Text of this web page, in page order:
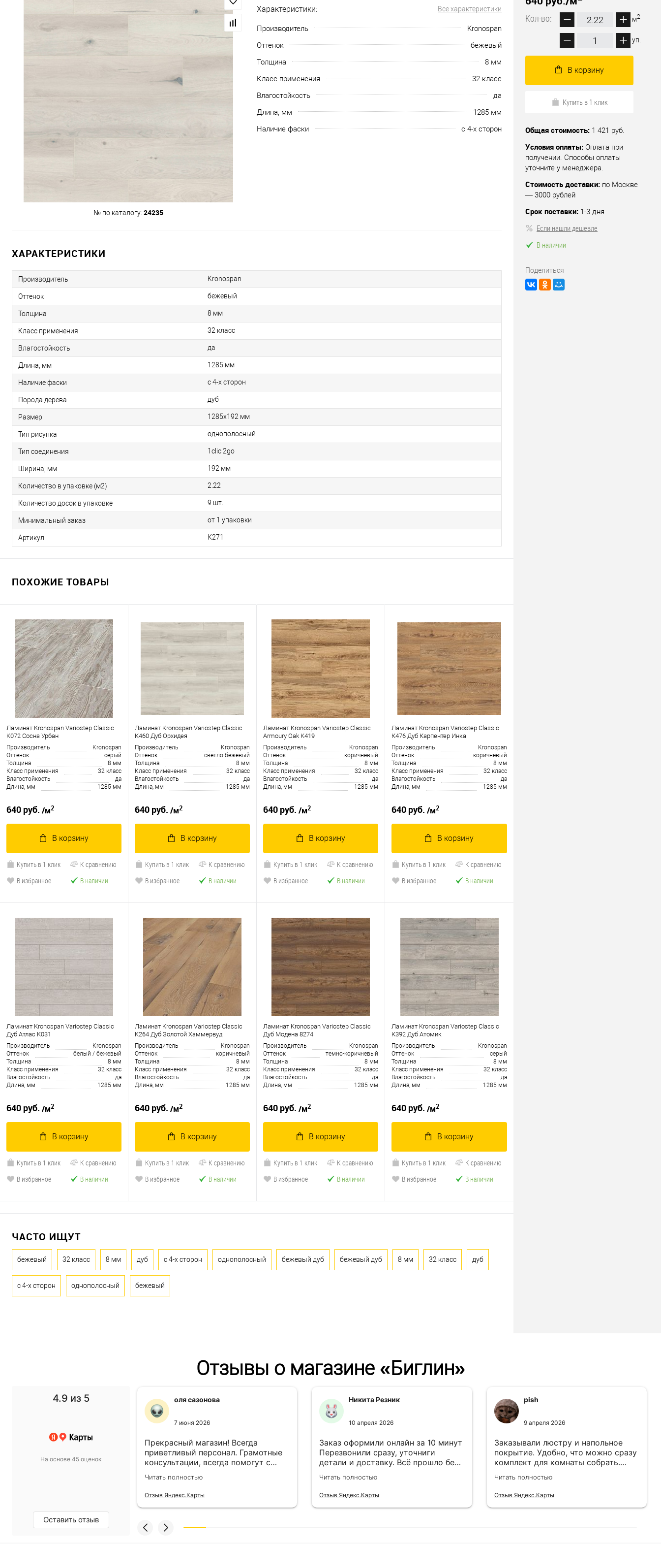
№ по каталогу: 24235
Характеристики: Все характеристики
Производитель
Kronospan
Оттенок
бежевый
Толщина
8 мм
Класс применения
32 класс
Влагостойкость
да
Длина, мм
1285 мм
Наличие фаски
с 4-х сторон
ХАРАКТЕРИСТИКИ
Производитель Kronospan
Оттенок бежевый
Толщина 8 мм
Класс применения 32 класс
Влагостойкость да
Длина, мм 1285 мм
Наличие фаски с 4-х сторон
Порода дерева дуб
Размер 1285х192 мм
Тип рисунка однополосный
Тип соединения 1clic 2go
Ширина, мм 192 мм
Количество в упаковке (м2) 2.22
Количество досок в упаковке 9 шт.
Минимальный заказ от 1 упаковки
Артикул К271
ПОХОЖИЕ ТОВАРЫ
Ламинат Kronospan Variostep Classic
K072 Сосна Урбан
Производитель
Kronospan
Оттенок
серый
Толщина
8 мм
Класс применения
32 класс
Влагостойкость
да
Длина, мм
1285 мм
640 руб. /м2
В корзину
Купить в 1 клик
К сравнению
В избранное
В наличии
Ламинат Kronospan Variostep Classic
К460 Дуб Орхидея
Производитель
Kronospan
Оттенок
светло-бежевый
Толщина
8 мм
Класс применения
32 класс
Влагостойкость
да
Длина, мм
1285 мм
640 руб. /м2
В корзину
Купить в 1 клик
К сравнению
В избранное
В наличии
Ламинат Kronospan Variostep Classic
Armoury Oak K419
Производитель
Kronospan
Оттенок
коричневый
Толщина
8 мм
Класс применения
32 класс
Влагостойкость
да
Длина, мм
1285 мм
640 руб. /м2
В корзину
Купить в 1 клик
К сравнению
В избранное
В наличии
Ламинат Kronospan Variostep Classic
К476 Дуб Карпентер Инка
Производитель
Kronospan
Оттенок
коричневый
Толщина
8 мм
Класс применения
32 класс
Влагостойкость
да
Длина, мм
1285 мм
640 руб. /м2
В корзину
Купить в 1 клик
К сравнению
В избранное
В наличии
Ламинат Kronospan Variostep Classic
Дуб Атлас K031
Производитель
Kronospan
Оттенок
белый / бежевый
Толщина
8 мм
Класс применения
32 класс
Влагостойкость
да
Длина, мм
1285 мм
640 руб. /м2
В корзину
Купить в 1 клик
К сравнению
В избранное
В наличии
Ламинат Kronospan Variostep Classic
K264 Дуб Золотой Хаммервуд
Производитель
Kronospan
Оттенок
коричневый
Толщина
8 мм
Класс применения
32 класс
Влагостойкость
да
Длина, мм
1285 мм
640 руб. /м2
В корзину
Купить в 1 клик
К сравнению
В избранное
В наличии
Ламинат Kronospan Variostep Classic
Дуб Модена 8274
Производитель
Kronospan
Оттенок
темно-коричневый
Толщина
8 мм
Класс применения
32 класс
Влагостойкость
да
Длина, мм
1285 мм
640 руб. /м2
В корзину
Купить в 1 клик
К сравнению
В избранное
В наличии
Ламинат Kronospan Variostep Classic
К392 Дуб Атомик
Производитель
Kronospan
Оттенок
серый
Толщина
8 мм
Класс применения
32 класс
Влагостойкость
да
Длина, мм
1285 мм
640 руб. /м2
В корзину
Купить в 1 клик
К сравнению
В избранное
В наличии
ЧАСТО ИЩУТ
бежевый 32 класс 8 мм дуб с 4-х сторон однополосный бежевый дуб бежевый дуб 8 мм 32 класс дуб
с 4-х сторон однополосный бежевый
Кол-во:
м2
уп.
В корзину
Купить в 1 клик
Общая стоимость: 1 421 руб.
Условия оплаты: Оплата при
получении. Способы оплаты
уточните у менеджера.
Стоимость доставки: по Москве
— 3000 рублей
Срок поставки: 1-3 дня
Если нашли дешевле
В наличии
Поделиться
Отзывы о магазине «Биглин»
4.9 из 5
На основе 45 оценок
Оставить отзыв
просто супер!
какой хотели.
оля сазонова
7 июня 2026
Прекрасный магазин! Всегда
приветливый персонал. Грамотные
консультации, всегда помогут с
выбором! Всё привезли в
назначенный день!
Читать полностью
Отзыв Яндекс.Карты
Никита Резник
10 апреля 2026
Заказ оформили онлайн за 10 минут
Перезвонили сразу, уточниги
детали и доставку. Всё прошло без
лишней суеты.
Читать полностью
Отзыв Яндекс.Карты
pish
9 апреля 2026
Заказывали люстру и напольное
покрытие. Удобно, что можно сразу
комплект для комнаты собрать.
Цены адекватные.
Читать полностью
Отзыв Яндекс.Карты